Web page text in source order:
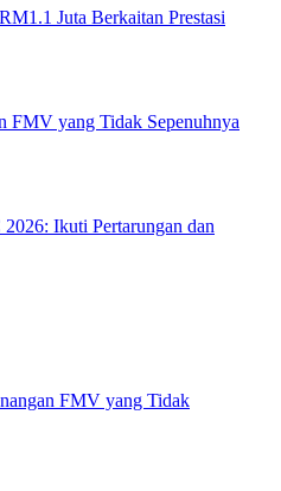
Juta Berkaitan Prestasi
FMV yang Tidak Sepenuhnya
Ikuti Pertarungan dan
FMV yang Tidak